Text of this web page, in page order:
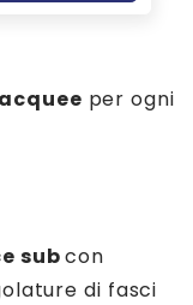
per ogni
subcon
di fasci